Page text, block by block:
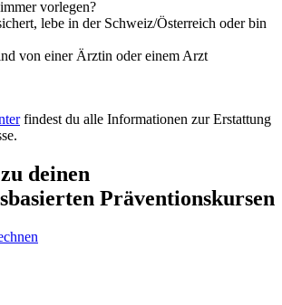
vorlegen?
lebe in der Schweiz/Österreich oder bin
von einer Ärztin oder einem Arzt
findest du alle Informationen zur Erstattung
deinen
Präventionskursen